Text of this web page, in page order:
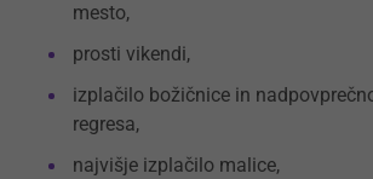
mesto,
prosti vikendi,
izplačilo božičnice in
regresa,
najvišje izplačilo malice,